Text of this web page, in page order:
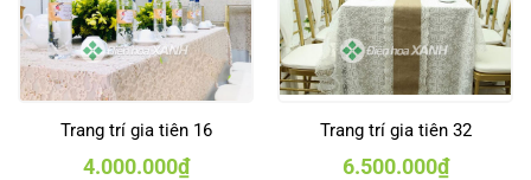
Trang trí gia tiên 16
4.000.000₫
Trang trí gia tiên 32
6.500.000₫